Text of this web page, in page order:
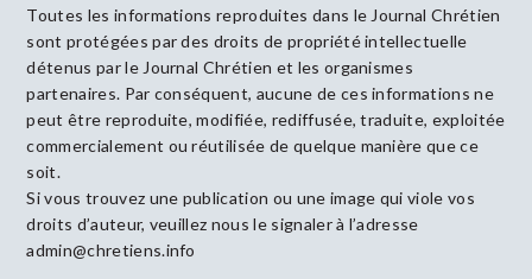
Toutes les informations reproduites dans le Journal Chrétien
sont protégées par des droits de propriété intellectuelle
détenus par le Journal Chrétien et les organismes
partenaires. Par conséquent, aucune de ces informations ne
peut être reproduite, modifiée, rediffusée, traduite, exploitée
commercialement ou réutilisée de quelque manière que ce
soit.
Si vous trouvez une publication ou une image qui viole vos
droits d’auteur, veuillez nous le signaler à l’adresse
admin@chretiens.info